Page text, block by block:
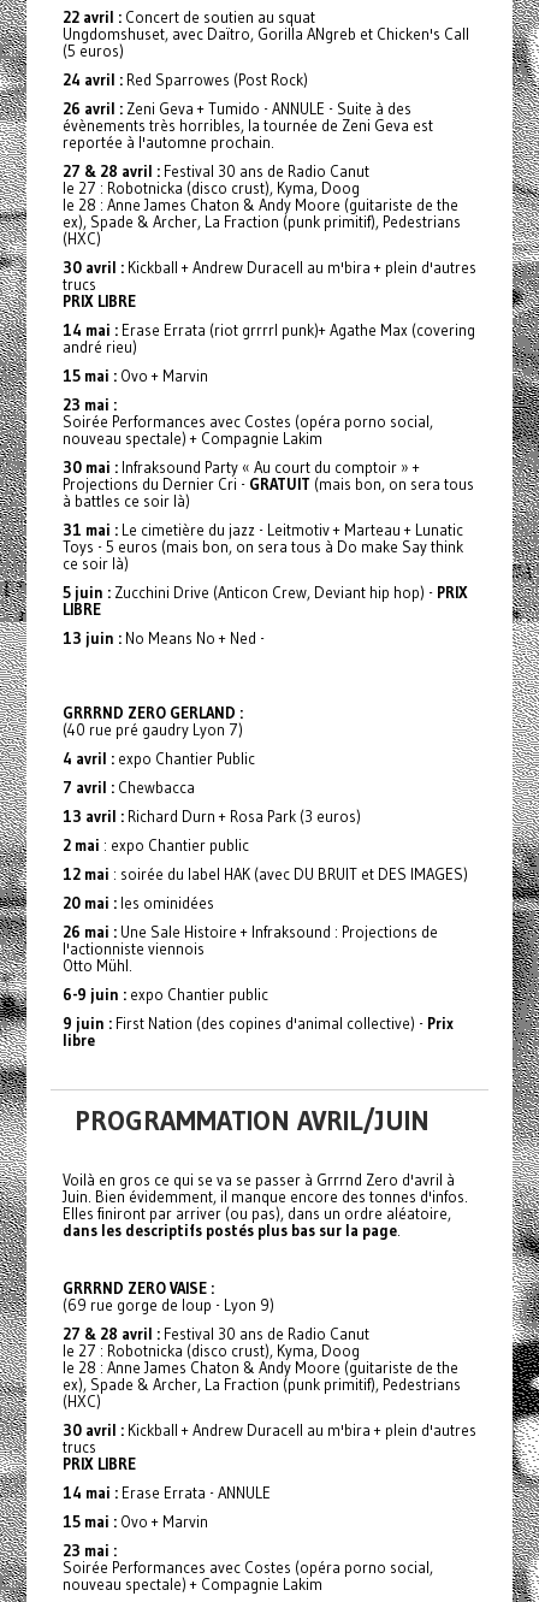
22 avril :Concert de soutien au squat
Ungdomshuset, avec Daïtro, Gorilla ANgreb et Chicken's Call
(5 euros)
24 avril :Red Sparrowes (Post Rock)
26 avril :Zeni Geva + Tumido - ANNULE - Suite à des
évènements très horribles, la tournée de Zeni Geva est
reportée à l'automne prochain.
27 & 28 avril :Festival 30 ans de Radio Canut
le 27 : Robotnicka (disco crust), Kyma, Doog
le 28 : Anne James Chaton & Andy Moore (guitariste de the
ex), Spade & Archer, La Fraction (punk primitif), Pedestrians
(HXC)
30 avril :Kickball + Andrew Duracell au m'bira + plein d'autres
trucs
PRIX LIBRE
14 mai :Erase Errata (riot grrrrl punk)+ Agathe Max (covering
andré rieu)
15 mai :Ovo + Marvin
23 mai :
Soirée Performances avec Costes (opéra porno social,
nouveau spectale) + Compagnie Lakim
30 mai :Infraksound Party « Au court du comptoir » +
Projections du Dernier Cri - GRATUIT (mais bon, on sera tous
à battles ce soir là)
31 mai :Le cimetière du jazz - Leitmotiv + Marteau + Lunatic
Toys - 5 euros (mais bon, on sera tous à Do make Say think
ce soir là)
5 juin :Zucchini Drive (Anticon Crew, Deviant hip hop) - PRIX
LIBRE
13 juin : No Means No + Ned -
GRRRND ZERO GERLAND :
(40 rue pré gaudry Lyon 7)
4 avril :expo Chantier Public
7 avril :Chewbacca
13 avril :Richard Durn + Rosa Park (3 euros)
2 mai : expo Chantier public
12 mai : soirée du label HAK (avec DU BRUIT et DES IMAGES)
20 mai :les ominidées
26 mai :Une Sale Histoire + Infraksound : Projections de
l'actionniste viennois
Otto Mühl.
6-9 juin :expo Chantier public
9 juin :First Nation (des copines d'animal collective) - Prix
libre
PROGRAMMATION AVRIL/JUIN
Voilà en gros ce qui se va se passer à Grrrnd Zero d'avril à
Juin. Bien évidemment, il manque encore des tonnes d'infos.
Elles finiront par arriver (ou pas), dans un ordre aléatoire,
dans les descriptifs postés plus bas sur la page.
GRRRND ZERO VAISE :
(69 rue gorge de loup - Lyon 9)
27 & 28 avril :Festival 30 ans de Radio Canut
le 27 : Robotnicka (disco crust), Kyma, Doog
le 28 : Anne James Chaton & Andy Moore (guitariste de the
ex), Spade & Archer, La Fraction (punk primitif), Pedestrians
(HXC)
30 avril :Kickball + Andrew Duracell au m'bira + plein d'autres
trucs
PRIX LIBRE
14 mai :Erase Errata - ANNULE
15 mai :Ovo + Marvin
23 mai :
Soirée Performances avec Costes (opéra porno social,
nouveau spectale) + Compagnie Lakim